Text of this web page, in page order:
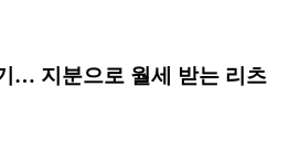
… 지분으로 월세 받는 리츠